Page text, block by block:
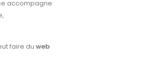
accompagne
faire du web